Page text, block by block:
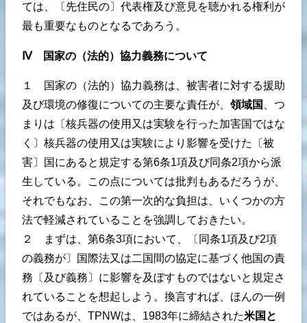
ては、〔先住民の〕代表権及び意見を聴かれる権利が
最も重要なものとなるであろう。
Ⅳ 国家の（法的）協力義務について
１ 国家の（法的）協力義務は、被害者に対する援助
及び環境の修復についての主要な責任が、 領域国
、つ
まりは〔核兵器の使用又は実験を行った加害国ではな
く〕核兵器の使用又は実験により影響を受けた〔被
害〕国にあると規定する第6条1項及び同条2項から派
生している。この点については批判もあるだろうが、
それでもなお、この第一次的な負担は、いくつかの方
法で軽減されていることを強調しておきたい。
２ まずは、第6条3項において、〔同条1項及び2項
の義務が〕国際法又は二国間の協定に基づく他国の責
務〔及び義務〕に影響を及ぼすものではないと規定さ
れていることを想起しよう。換言すれば、ほんの一例
ではあるが、TPNWは、1983年に締結された米国と